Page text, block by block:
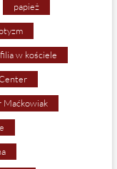
papież
w kościele
Maćkowiak